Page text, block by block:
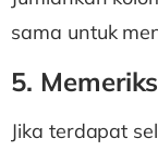
sama untuk
5.
Jika terdapat